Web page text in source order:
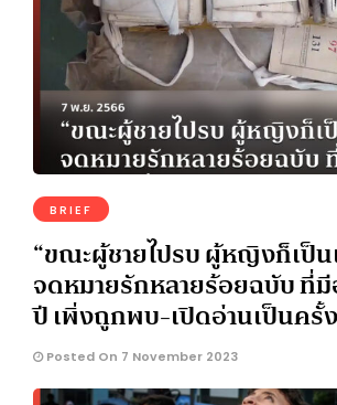
BRIEF
“ขณะผู้ชายไปรบ ผู้หญิงก็เป็น
จดหมายรักหลายร้อยฉบับ ที่มี
ปี เพิ่งถูกพบ-เปิดอ่านเป็นครั้
Posted On 7 November 2023